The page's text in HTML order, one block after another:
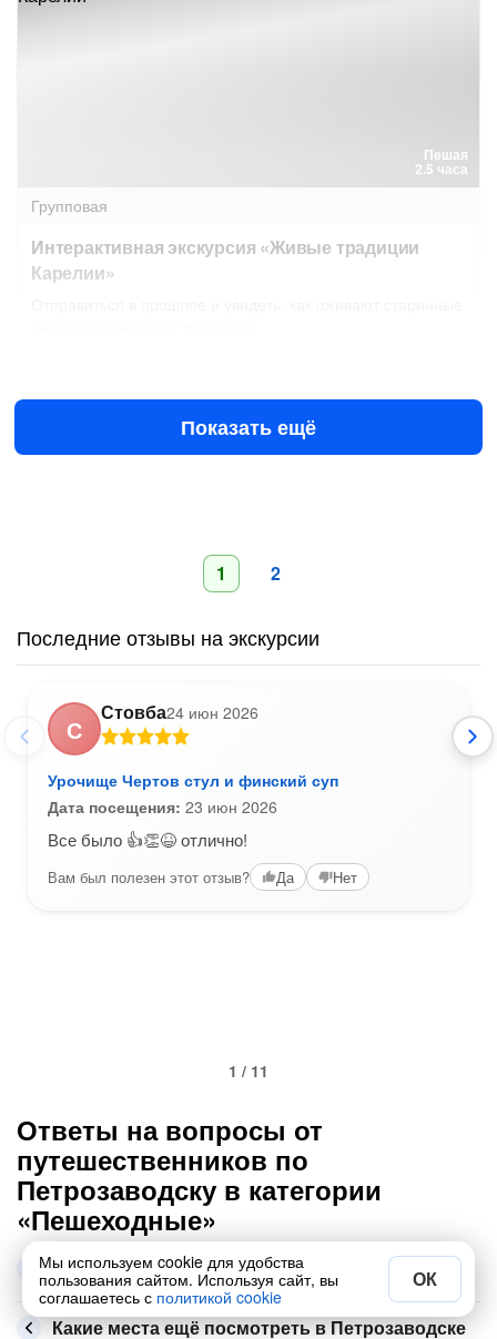
Пешая
2.5 часа
Групповая
Интерактивная экскурсия «Живые традиции
Карелии»
2500 ₽за человека
Показать ещё
1 2
Последние отзывы на экскурсии
С
Стовба24 июн 2026
Урочище Чертов стул и финский суп
Дата посещения: 23 июн 2026
Все было 👍👏😆 отлично!
Вам был полезен этот отзыв? Да Нет
1 / 11
Ответы на вопросы от
путешественников по
Петрозаводску в категории
«Пешеходные»
Самые популярные экскурсии этой рубрики в
Петрозаводске
Какие места ещё посмотреть в Петрозаводске
Мы используем cookie для удобства
пользования сайтом. Используя сайт, вы
соглашаетесь с политикой cookie
ОК